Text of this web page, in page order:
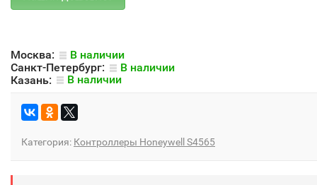
Москва:
В наличии
Санкт-Петербург:
В наличии
Казань:
В наличии
Категория: Контроллеры Honeywell S4565